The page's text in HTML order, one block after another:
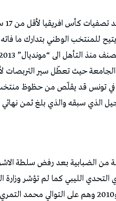
للمنتخب الوطني بتدارك ما فاته
الجامعة حيث تعطّل سير
الذي سبقه والذي بلغ ثمن نهائي
من الضبابية بعد رفض سلطة
الليبي كما لم تؤشر وزارة
منتخبات مواليد 2007 و2009 و2010 وهم على